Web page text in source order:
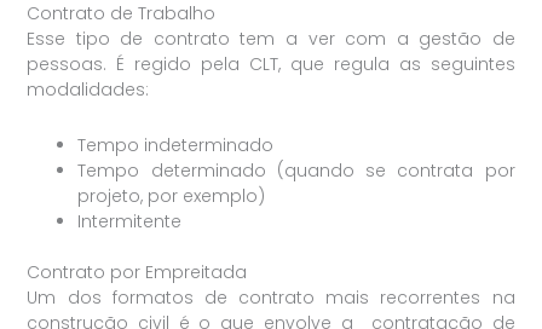
Contrato de Trabalho
Esse tipo de contrato tem a ver com a gestão de
pessoas. É regido pela CLT, que regula as seguintes
modalidades:
Tempo indeterminado
Tempo determinado (quando se contrata por
projeto, por exemplo)
Intermitente
Contrato por Empreitada
Um dos formatos de contrato mais recorrentes na
construção civil é o que envolve a contratação de